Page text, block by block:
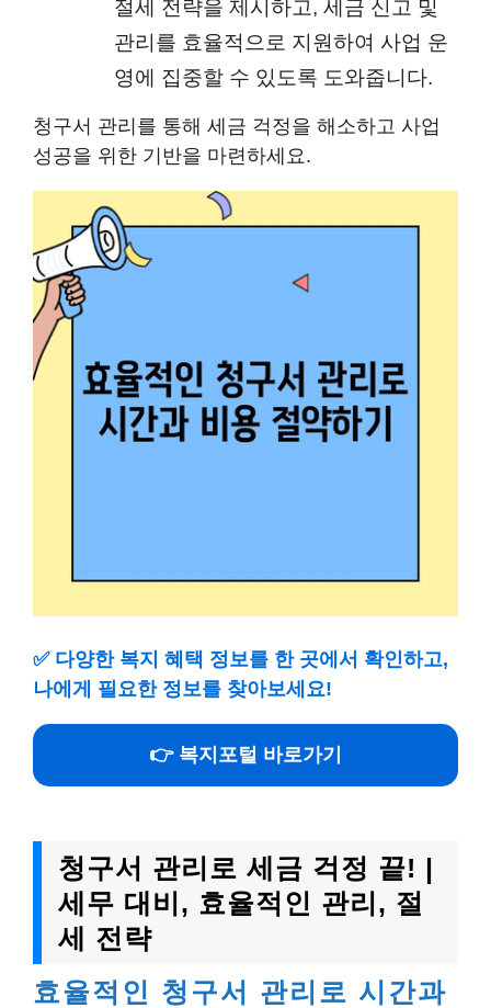
절세 전략을 제시하고, 세금 신고 및
관리를 효율적으로 지원하여 사업 운
영에 집중할 수 있도록 도와줍니다.
청구서 관리를 통해 세금 걱정을 해소하고 사업
성공을 위한 기반을 마련하세요.
✅ 다양한 복지 혜택 정보를 한 곳에서 확인하고,
나에게 필요한 정보를 찾아보세요!
👉 복지포털 바로가기
청구서 관리로 세금 걱정 끝! |
세무 대비, 효율적인 관리, 절
세 전략
효율적인 청구서 관리로 시간과